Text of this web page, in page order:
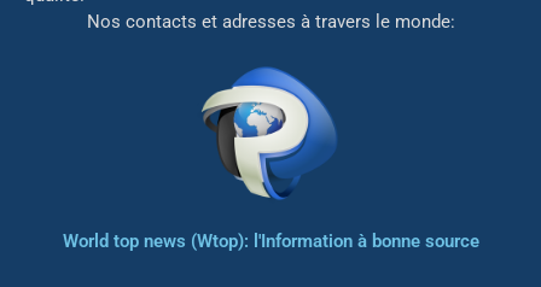
Nos contacts et adresses à travers le monde:
World top news (Wtop): l'Information à bonne source